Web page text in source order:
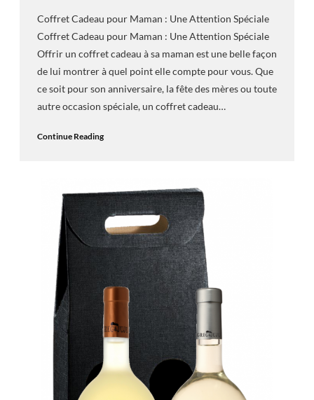
Coffret Cadeau pour Maman : Une Attention Spéciale
Coffret Cadeau pour Maman : Une Attention Spéciale
Offrir un coffret cadeau à sa maman est une belle façon
de lui montrer à quel point elle compte pour vous. Que
ce soit pour son anniversaire, la fête des mères ou toute
autre occasion spéciale, un coffret cadeau…
Continue Reading